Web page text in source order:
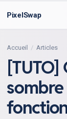
PixelSwap
Accueil Articles